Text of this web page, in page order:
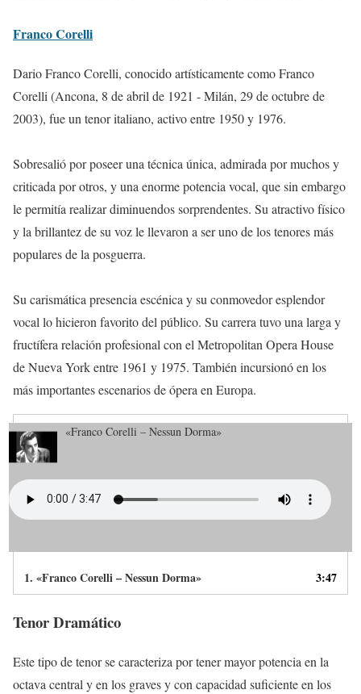
Franco Corelli
Dario Franco Corelli, conocido artísticamente como Franco
Corelli (Ancona, 8 de abril de 1921 - Milán, 29 de octubre de
2003), fue un tenor italiano, activo entre 1950 y 1976.
Sobresalió por poseer una técnica única, admirada por muchos y
criticada por otros, y una enorme potencia vocal, que sin embargo
le permitía realizar diminuendos sorprendentes. Su atractivo físico
y la brillantez de su voz le llevaron a ser uno de los tenores más
populares de la posguerra.
Su carismática presencia escénica y su conmovedor esplendor
vocal lo hicieron favorito del público. Su carrera tuvo una larga y
fructífera relación profesional con el Metropolitan Opera House
de Nueva York entre 1961 y 1975. También incursionó en los
más importantes escenarios de ópera en Europa.
«Franco Corelli – Nessun Dorma»
1. «Franco Corelli – Nessun Dorma» 3:47
Tenor Dramático
Este tipo de tenor se caracteriza por tener mayor potencia en la
octava central y en los graves y con capacidad suficiente en los